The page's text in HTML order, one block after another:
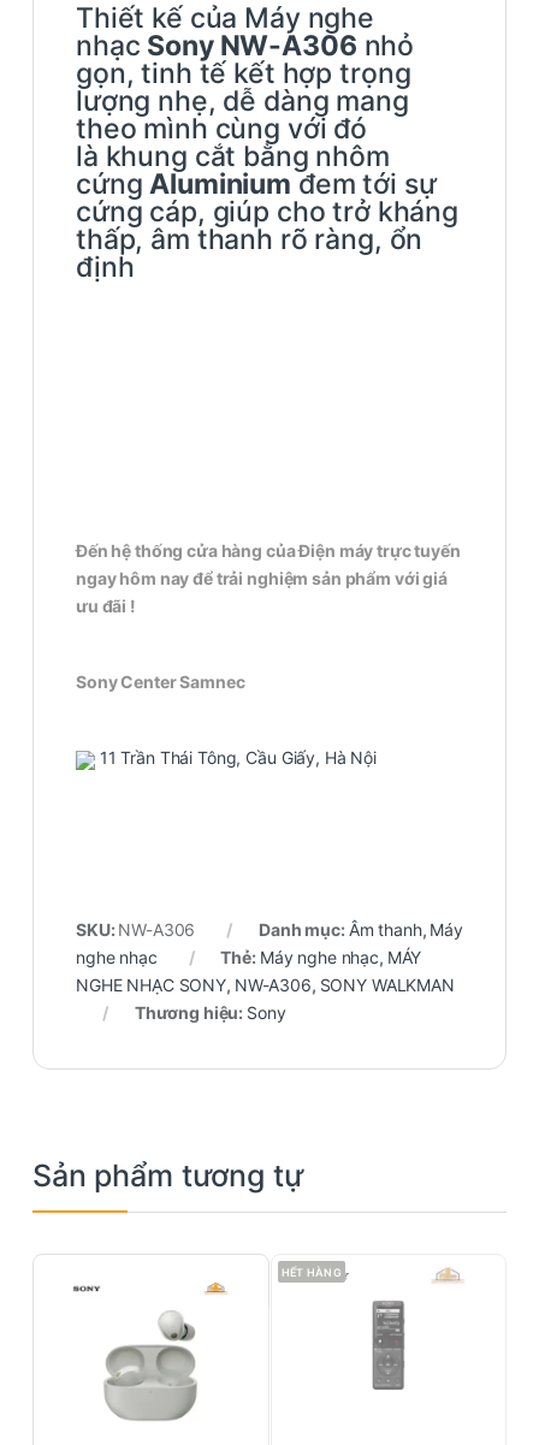
Thiết kế của Máy nghe
nhạc Sony NW-A306 nhỏ
gọn, tinh tế kết hợp trọng
lượng nhẹ, dễ dàng mang
theo mình cùng với đó
là khung cắt bằng nhôm
cứngAluminium đem tới sự
cứng cáp, giúp cho trở kháng
thấp, âm thanh rõ ràng, ổn
định
Đến hệ thống cửa hàng của Điện máy trực tuyến
ngay hôm nay để trải nghiệm sản phẩm với giá
ưu đãi !
Sony Center Samnec
11 Trần Thái Tông, Cầu Giấy, Hà Nội
SKU: NW-A306 Danh mục: Âm thanh, Máy
nghe nhạc
Thẻ: Máy nghe nhạc, MÁY
NGHE NHẠC SONY, NW-A306, SONY WALKMAN
Thương hiệu: Sony
Sản phẩm tương tự
HẾT HÀNG